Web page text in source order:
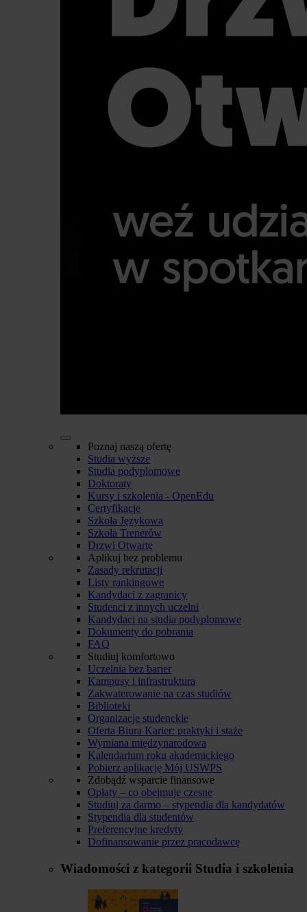
Poznaj naszą ofertę
Studia wyższe
Studia podyplomowe
Doktoraty
Kursy i szkolenia - OpenEdu
Certyfikacje
Szkoła Językowa
Szkoła Trenerów
Drzwi Otwarte
Aplikuj bez problemu
Zasady rekrutacji
Listy rankingowe
Kandydaci z zagranicy
Studenci z innych uczelni
Kandydaci na studia podyplomowe
Dokumenty do pobrania
FAQ
Studiuj komfortowo
Uczelnia bez barier
Kampusy i infrastruktura
Zakwaterowanie na czas studiów
Biblioteki
Organizacje studenckie
Oferta Biura Karier: praktyki i staże
Wymiana międzynarodowa
Kalendarium roku akademickiego
Pobierz aplikację Mój USWPS
Zdobądź wsparcie finansowe
Opłaty – co obejmuje czesne
Studiuj za darmo – stypendia dla kandydatów
Stypendia dla studentów
Preferencyjne kredyty
Dofinansowanie przez pracodawcę
Wiadomości z kategorii Studia i szkolenia